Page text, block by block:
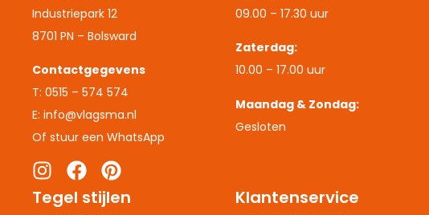
Industriepark 12
8701 PN – Bolsward
Contactgegevens
T: 0515 – 574 574
E: info@vlagsma.nl
Of stuur een WhatsApp
09.00 – 17.30 uur
Zaterdag:
10.00 – 17.00 uur
Maandag & Zondag:
Gesloten
Tegel stijlen Klantenservice